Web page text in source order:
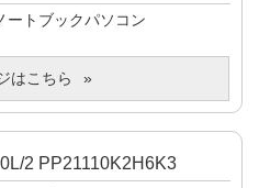
ートブックパソコン
はこちら
2 PP21110K2H6K3